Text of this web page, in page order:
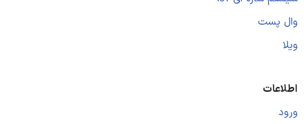
وال پست
ویلا
اطلاعات
ورود